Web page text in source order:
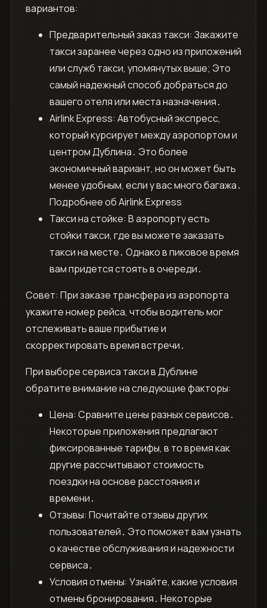
вариантов:
Предварительный заказ такси: Закажите
такси заранее через одно из приложений
или служб такси, упомянутых выше; Это
самый надежный способ добраться до
вашего отеля или места назначения․
Airlink Express: Автобусный экспресс,
который курсирует между аэропортом и
центром Дублина․ Это более
экономичный вариант, но он может быть
менее удобным, если у вас много багажа․
Подробнее об Airlink Express
Такси на стойке: В аэропорту есть
стойки такси, где вы можете заказать
такси на месте․ Однако в пиковое время
вам придется стоять в очереди․
Совет: При заказе трансфера из аэропорта
укажите номер рейса, чтобы водитель мог
отслеживать ваше прибытие и
скорректировать время встречи․
При выборе сервиса такси в Дублине
обратите внимание на следующие факторы:
Цена: Сравните цены разных сервисов․
Некоторые приложения предлагают
фиксированные тарифы, в то время как
другие рассчитывают стоимость
поездки на основе расстояния и
времени․
Отзывы: Почитайте отзывы других
пользователей․ Это поможет вам узнать
о качестве обслуживания и надежности
сервиса․
Условия отмены: Узнайте, какие условия
отмены бронирования․ Некоторые